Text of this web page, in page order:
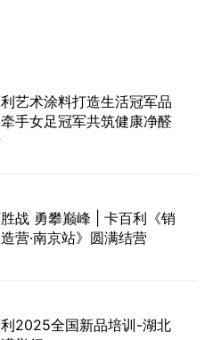
上，不让一个卡百利代理
净醛艺术漆产品品鉴会：
焦作工匠一致好评
艺术涂料打造生活冠军品
手女足冠军共筑健康净醛
战 勇攀巅峰 | 卡百利《销
营·南京站》圆满结营
2025全国新品培训-湖北